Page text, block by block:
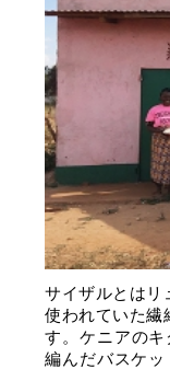
サイザルとはリ
使われていた繊
す。ケニアの
編んだバスケ